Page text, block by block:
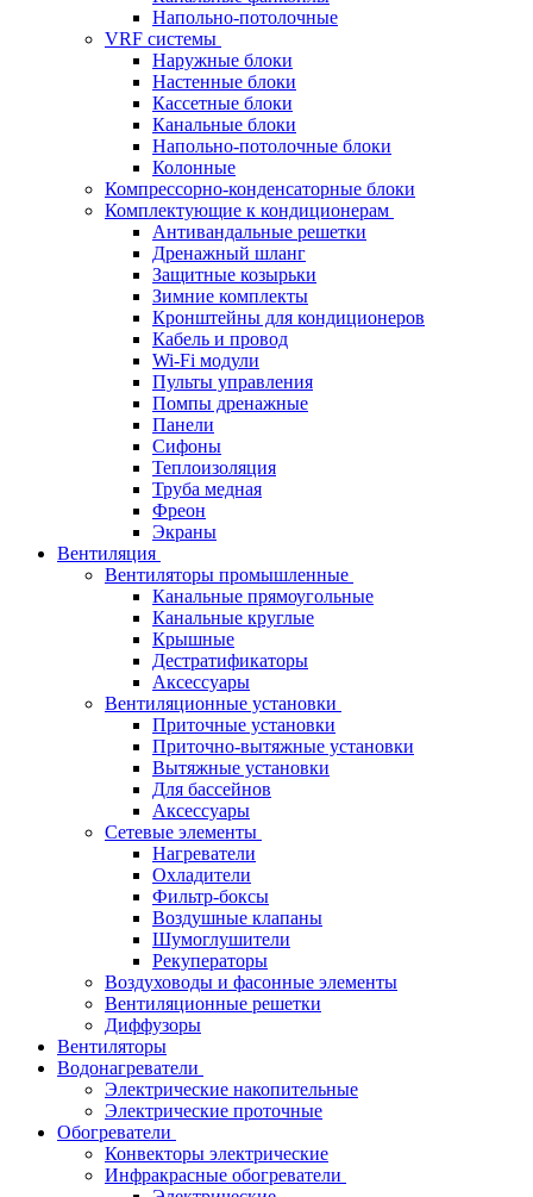
Напольно-потолочные
VRF системы
Наружные блоки
Настенные блоки
Кассетные блоки
Канальные блоки
Напольно-потолочные блоки
Колонные
Компрессорно-конденсаторные блоки
Комплектующие к кондиционерам
Антивандальные решетки
Дренажный шланг
Защитные козырьки
Зимние комплекты
Кронштейны для кондиционеров
Кабель и провод
Wi-Fi модули
Пульты управления
Помпы дренажные
Панели
Сифоны
Теплоизоляция
Труба медная
Фреон
Экраны
Вентиляция
Вентиляторы промышленные
Канальные прямоугольные
Канальные круглые
Крышные
Дестратификаторы
Аксессуары
Вентиляционные установки
Приточные установки
Приточно-вытяжные установки
Вытяжные установки
Для бассейнов
Аксессуары
Сетевые элементы
Нагреватели
Охладители
Фильтр-боксы
Воздушные клапаны
Шумоглушители
Рекуператоры
Воздуховоды и фасонные элементы
Вентиляционные решетки
Диффузоры
Вентиляторы
Водонагреватели
Электрические накопительные
Электрические проточные
Обогреватели
Конвекторы электрические
Инфракрасные обогреватели